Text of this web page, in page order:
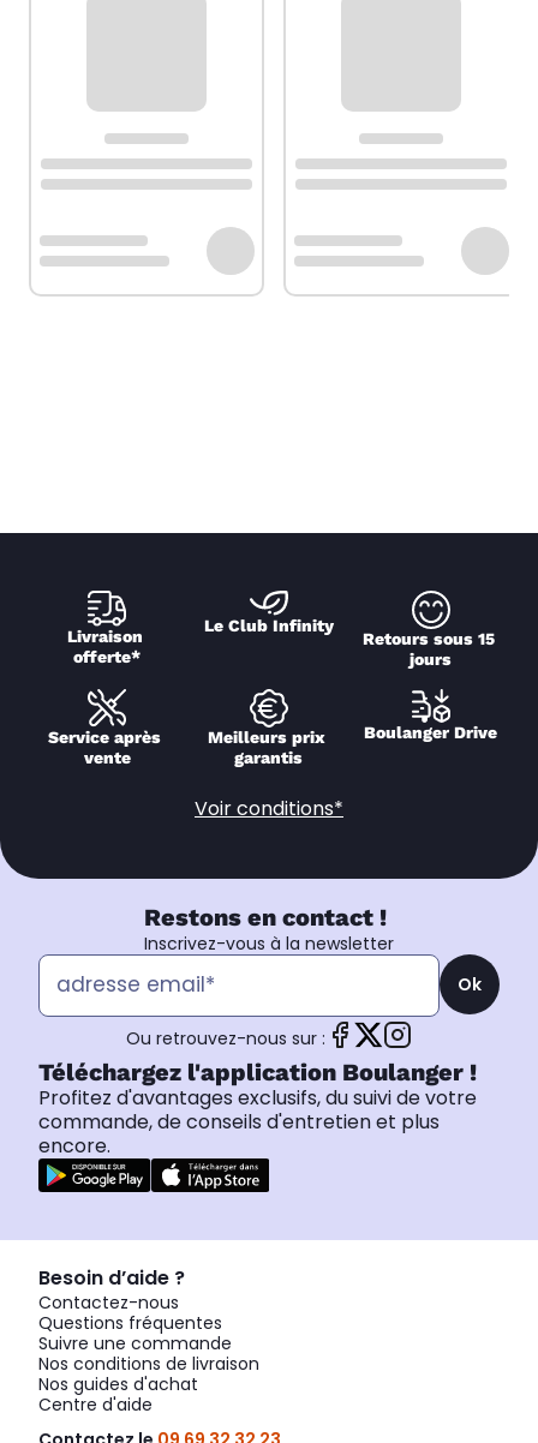
Livraison
offerte*
Le Club Infinity
Retours sous 15
jours
Service après
vente
Meilleurs prix
garantis
Boulanger Drive
Voir conditions*
Restons en contact !
Inscrivez-vous à la newsletter
Ok
Ou retrouvez-nous sur :
Téléchargez l'application Boulanger !
Profitez d'avantages exclusifs, du suivi de votre
commande, de conseils d'entretien et plus
encore.
Besoin d’aide ?
Contactez-nous
Questions fréquentes
Suivre une commande
Nos conditions de livraison
Nos guides d'achat
Centre d'aide